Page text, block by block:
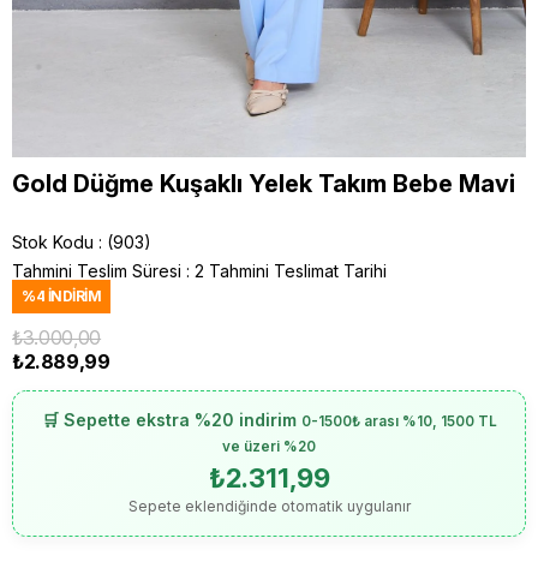
Gold Düğme Kuşaklı Yelek Takım Bebe Mavi
Stok Kodu
(903)
Tahmini Teslim Süresi : 2 Tahmini Teslimat Tarihi
%4 İNDIRIM
₺3.000,00
₺2.889,99
🛒 Sepette ekstra %20 indirim 0-1500₺ arası %10, 1500 TL
ve üzeri %20
₺2.311,99
Sepete eklendiğinde otomatik uygulanır